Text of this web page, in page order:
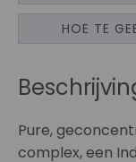
HOE TE
Pure,
complex, een